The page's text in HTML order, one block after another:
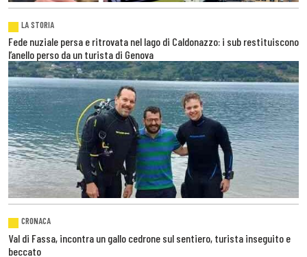
LA STORIA
Fede nuziale persa e ritrovata nel lago di Caldonazzo: i sub restituiscono
l’anello perso da un turista di Genova
CRONACA
Val di Fassa, incontra un gallo cedrone sul sentiero, turista inseguito e
beccato